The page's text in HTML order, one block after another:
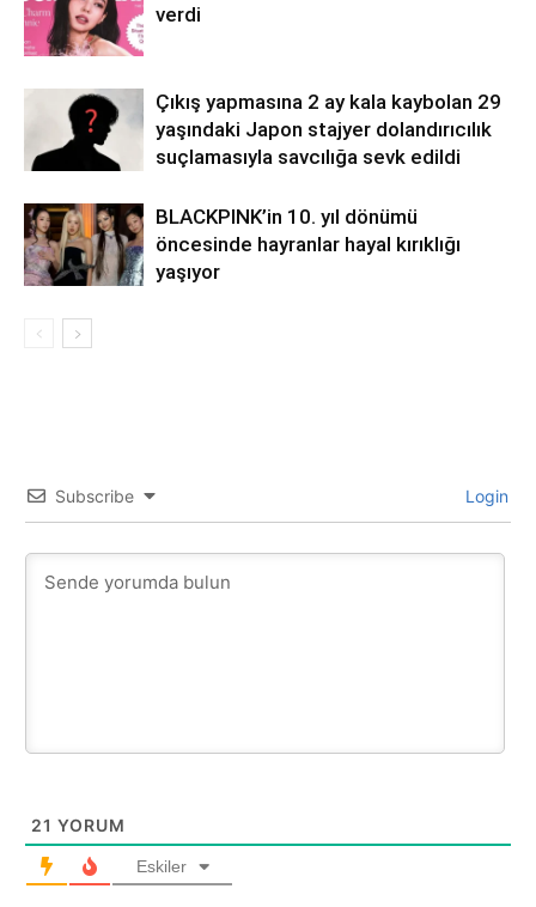
verdi
Çıkış yapmasına 2 ay kala kaybolan 29
yaşındaki Japon stajyer dolandırıcılık
suçlamasıyla savcılığa sevk edildi
BLACKPINK’in 10. yıl dönümü
öncesinde hayranlar hayal kırıklığı
yaşıyor
Subscribe Login
21 YORUM
Eskiler